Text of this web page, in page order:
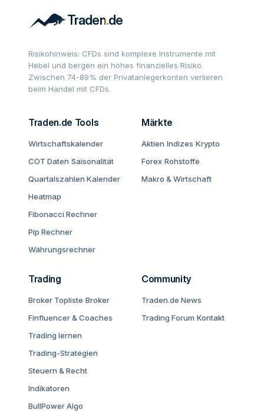
Risikohinweis: CFDs sind komplexe Instrumente mit
Hebel und bergen ein hohes finanzielles Risiko.
Zwischen 74-89% der Privatanlegerkonten verlieren
beim Handel mit CFDs.
Traden.de Tools
Wirtschaftskalender
COT Daten Saisonalität
Quartalszahlen Kalender
Heatmap
Fibonacci Rechner
Pip Rechner
Währungsrechner
Märkte
Aktien Indizes Krypto
Forex Rohstoffe
Makro & Wirtschaft
Trading
Broker Topliste Broker
Finfluencer & Coaches
Trading lernen
Trading-Strategien
Steuern & Recht
Indikatoren
BullPower Algo
Community
Traden.de News
Trading Forum Kontakt